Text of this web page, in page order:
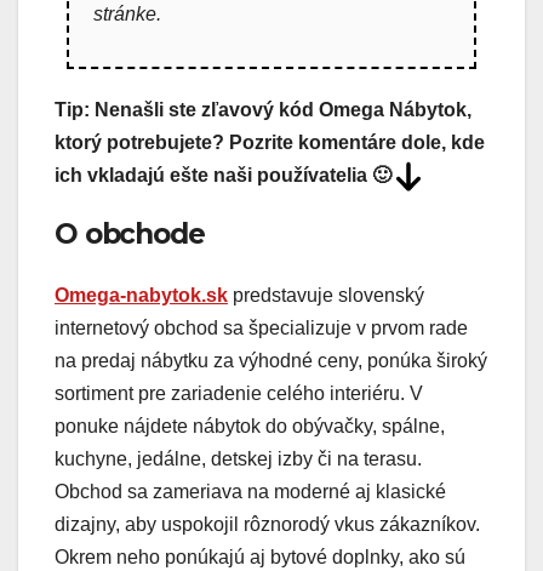
stránke.
Tip: Nenašli ste zľavový kód Omega Nábytok,
ktorý potrebujete? Pozrite komentáre dole, kde
ich vkladajú ešte naši používatelia 🙂
O obchode
Omega-nabytok.sk predstavuje slovenský
internetový obchod sa špecializuje v prvom rade
na predaj nábytku za výhodné ceny, ponúka široký
sortiment pre zariadenie celého interiéru. V
ponuke nájdete nábytok do obývačky, spálne,
kuchyne, jedálne, detskej izby či na terasu.
Obchod sa zameriava na moderné aj klasické
dizajny, aby uspokojil rôznorodý vkus zákazníkov.
Okrem neho ponúkajú aj bytové doplnky, ako sú